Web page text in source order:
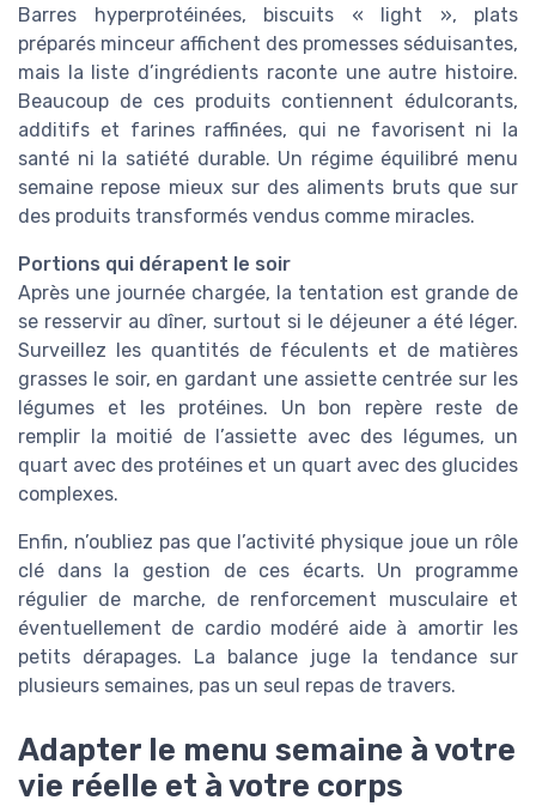
Barres hyperprotéinées, biscuits « light », plats
préparés minceur affichent des promesses séduisantes,
mais la liste d’ingrédients raconte une autre histoire.
Beaucoup de ces produits contiennent édulcorants,
additifs et farines raffinées, qui ne favorisent ni la
santé ni la satiété durable. Un régime équilibré menu
semaine repose mieux sur des aliments bruts que sur
des produits transformés vendus comme miracles.
Portions qui dérapent le soir
Après une journée chargée, la tentation est grande de
se resservir au dîner, surtout si le déjeuner a été léger.
Surveillez les quantités de féculents et de matières
grasses le soir, en gardant une assiette centrée sur les
légumes et les protéines. Un bon repère reste de
remplir la moitié de l’assiette avec des légumes, un
quart avec des protéines et un quart avec des glucides
complexes.
Enfin, n’oubliez pas que l’activité physique joue un rôle
clé dans la gestion de ces écarts. Un programme
régulier de marche, de renforcement musculaire et
éventuellement de cardio modéré aide à amortir les
petits dérapages. La balance juge la tendance sur
plusieurs semaines, pas un seul repas de travers.
Adapter le menu semaine à votre
vie réelle et à votre corps